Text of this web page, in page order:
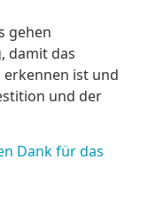
gehen
damit das
ist und
und der
Dank für das